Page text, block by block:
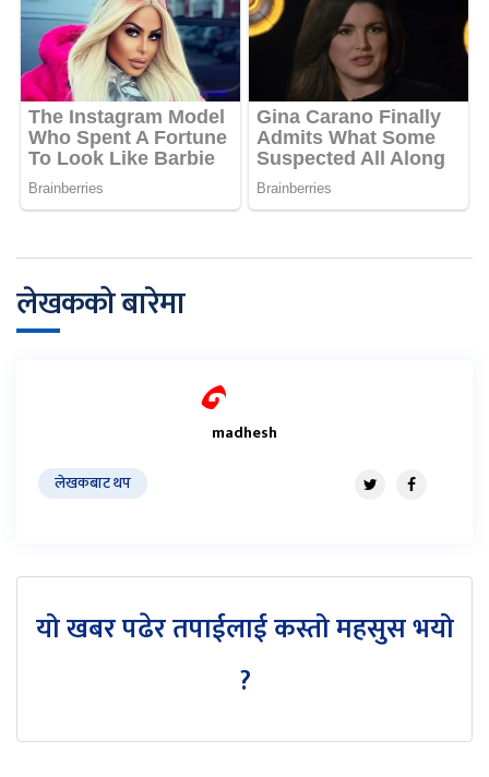
लेखकको बारेमा
madhesh
लेखकबाट थप
यो खबर पढेर तपाईलाई कस्तो महसुस भयो
?